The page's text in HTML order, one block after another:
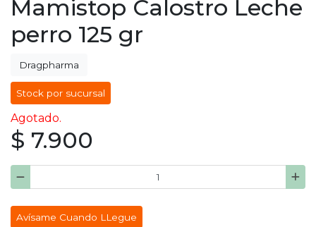
Mamistop Calostro Leche
perro 125 gr
Dragpharma
Stock por sucursal
Agotado.
$ 7.900
Avísame Cuando LLegue